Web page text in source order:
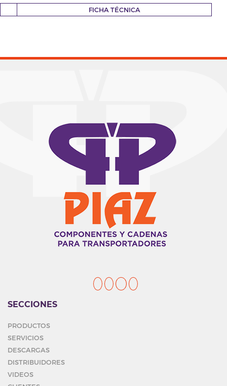
FICHA TÉCNICA
SECCIONES
PRODUCTOS
SERVICIOS
DESCARGAS
DISTRIBUIDORES
VIDEOS